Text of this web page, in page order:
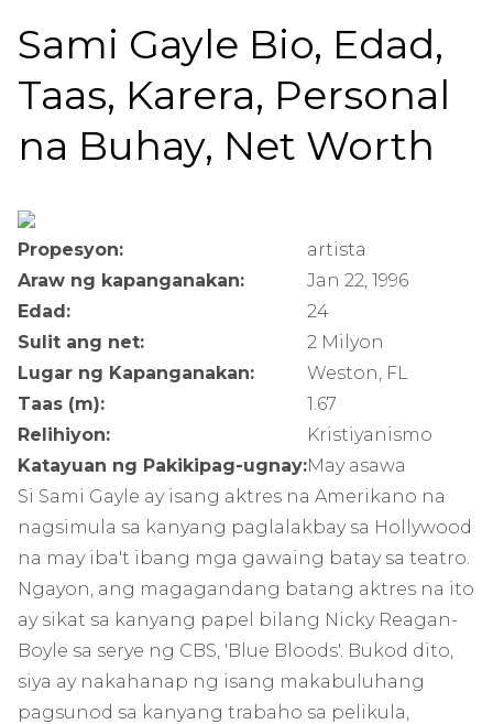
Sami Gayle Bio, Edad,
Taas, Karera, Personal
na Buhay, Net Worth
Propesyon:
artista
Araw ng kapanganakan:
Jan 22, 1996
Edad:
24
Sulit ang net:
2 Milyon
Lugar ng Kapanganakan:
Weston, FL
Taas (m):
1.67
Relihiyon:
Kristiyanismo
Katayuan ng Pakikipag-ugnay:May asawa
Si Sami Gayle ay isang aktres na Amerikano na
nagsimula sa kanyang paglalakbay sa Hollywood
na may iba't ibang mga gawaing batay sa teatro.
Ngayon, ang magagandang batang aktres na ito
ay sikat sa kanyang papel bilang Nicky Reagan-
Boyle sa serye ng CBS, 'Blue Bloods'. Bukod dito,
siya ay nakahanap ng isang makabuluhang
pagsunod sa kanyang trabaho sa pelikula,